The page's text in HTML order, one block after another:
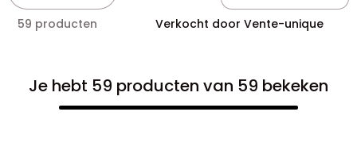
59 producten Verkocht door Vente-unique
Je hebt 59 producten van 59 bekeken